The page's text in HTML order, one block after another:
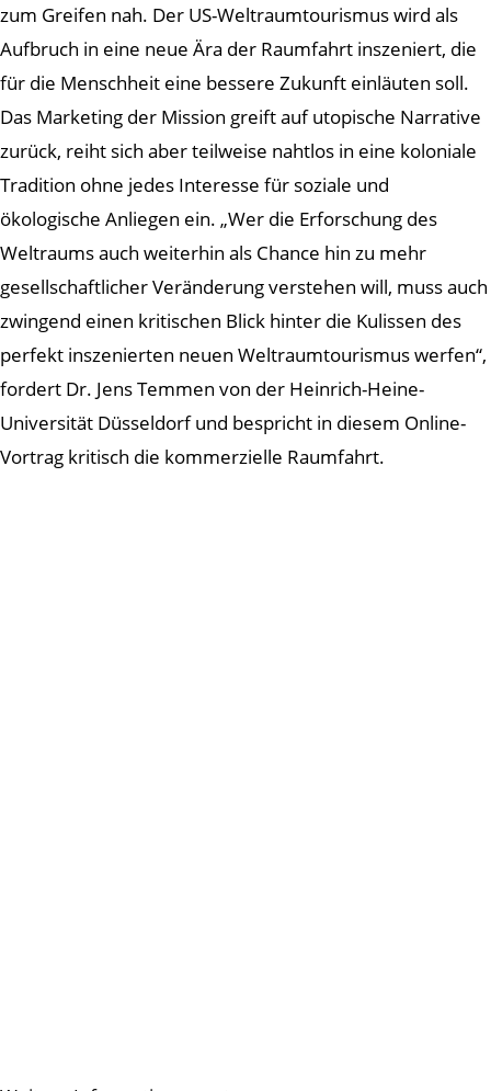
zum Greifen nah. Der US-Weltraumtourismus wird als
Aufbruch in eine neue Ära der Raumfahrt inszeniert, die
für die Menschheit eine bessere Zukunft einläuten soll.
Das Marketing der Mission greift auf utopische Narrative
zurück, reiht sich aber teilweise nahtlos in eine koloniale
Tradition ohne jedes Interesse für soziale und
ökologische Anliegen ein. „Wer die Erforschung des
Weltraums auch weiterhin als Chance hin zu mehr
gesellschaftlicher Veränderung verstehen will, muss auch
zwingend einen kritischen Blick hinter die Kulissen des
perfekt inszenierten neuen Weltraumtourismus werfen“,
fordert Dr. Jens Temmen von der Heinrich-Heine-
Universität Düsseldorf und bespricht in diesem Online-
Vortrag kritisch die kommerzielle Raumfahrt.